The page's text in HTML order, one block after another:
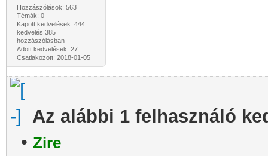
Hozzászólások: 563
Témák: 0
Kapott kedvelések: 444
kedvelés 385
hozzászólásban
Adott kedvelések: 27
Csatlakozott: 2018-01-05
Az alábbi 1 felhasználó
• Zire